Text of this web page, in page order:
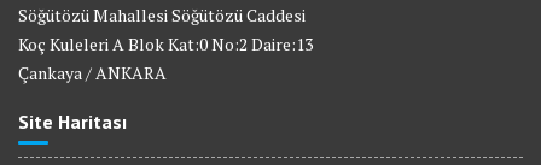
Söğütözü Mahallesi Söğütözü Caddesi
Koç Kuleleri A Blok Kat:0 No:2 Daire:13
Çankaya / ANKARA
Site Haritası